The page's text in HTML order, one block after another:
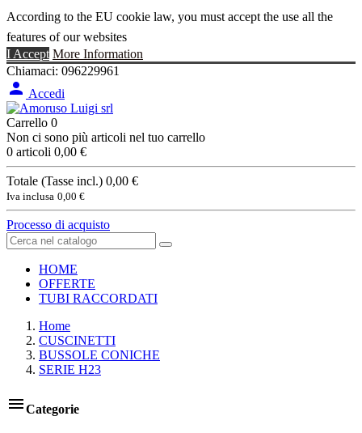
According to the EU cookie law, you must accept the use all the
features of our websites
I Accept More Information
Chiamaci: 096229961
 Accedi
Carrello 0
Non ci sono più articoli nel tuo carrello
0 articoli 0,00 €
Totale (Tasse incl.) 0,00 €
Iva inclusa 0,00 €
Processo di acquisto
HOME
OFFERTE
TUBI RACCORDATI
Home
CUSCINETTI
BUSSOLE CONICHE
SERIE H23
Categorie